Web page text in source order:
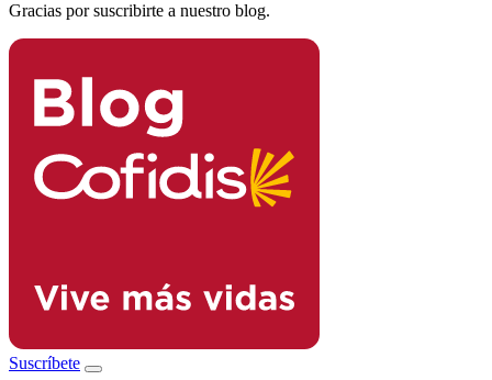
Gracias por suscribirte a nuestro blog.
Suscríbete